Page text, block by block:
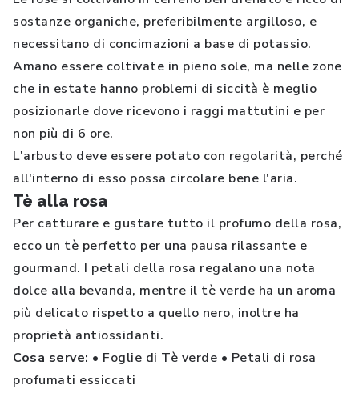
sostanze organiche, preferibilmente argilloso, e
necessitano di concimazioni a base di potassio.
Amano essere coltivate in pieno sole, ma nelle zone
che in estate hanno problemi di siccità è meglio
posizionarle dove ricevono i raggi mattutini e per
non più di 6 ore.
L'arbusto deve essere potato con regolarità, perché
all'interno di esso possa circolare bene l'aria.
Tè alla rosa
Per catturare e gustare tutto il profumo della rosa,
ecco un tè perfetto per una pausa rilassante e
gourmand. I petali della rosa regalano una nota
dolce alla bevanda, mentre il tè verde ha un aroma
più delicato rispetto a quello nero, inoltre ha
proprietà antiossidanti.
Cosa serve: • Foglie di Tè verde • Petali di rosa
profumati essiccati